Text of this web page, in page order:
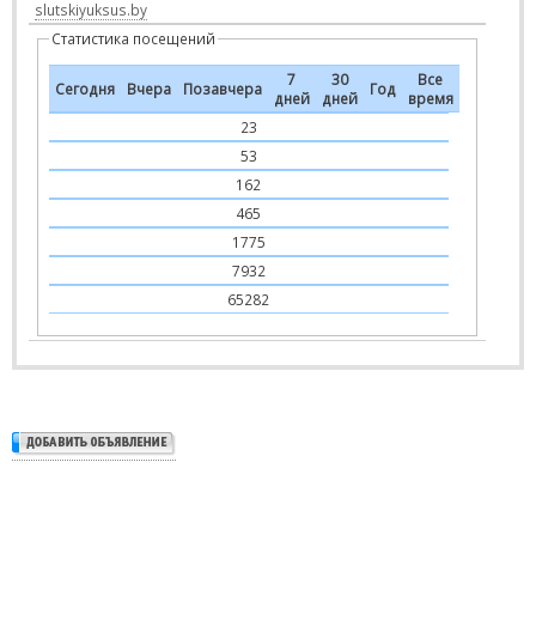
slutskiyuksus.by
Статистика посещений
Сегодня Вчера Позавчера
7
дней
30
дней
Год
Все
время
23
53
162
465
1775
7932
65282